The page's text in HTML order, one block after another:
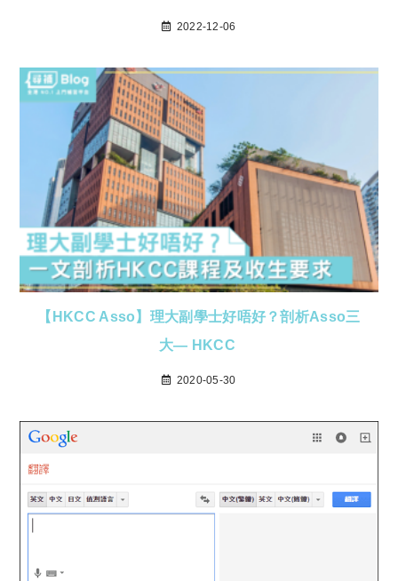
2022-12-06
【HKCC Asso】理大副學士好唔好？剖析Asso三
大— HKCC
2020-05-30